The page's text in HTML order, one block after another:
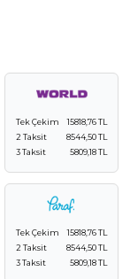
Tek Çekim
15818,76 TL
2 Taksit
8544,50 TL
3 Taksit
5809,18 TL
Tek Çekim
15818,76 TL
2 Taksit
8544,50 TL
3 Taksit
5809,18 TL